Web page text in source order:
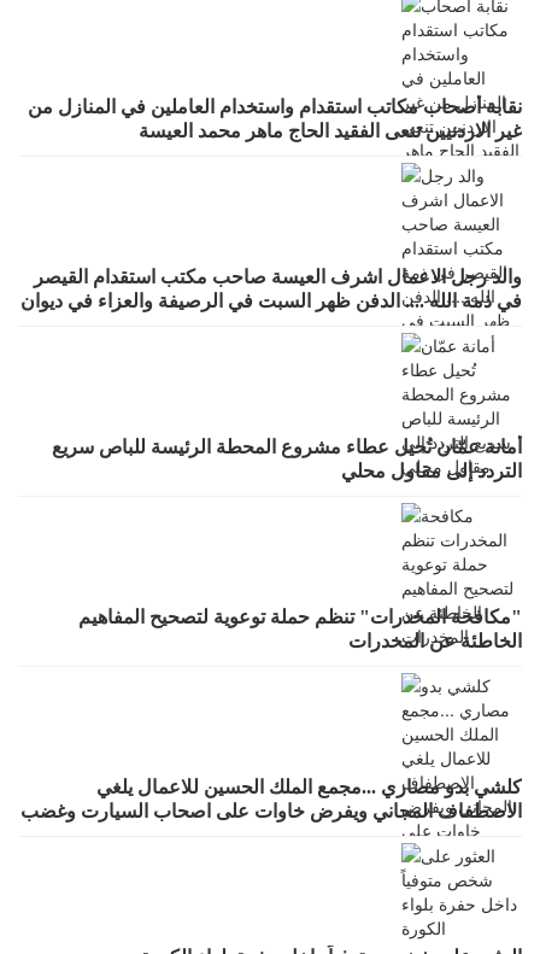
نقابة أصحاب مكاتب استقدام واستخدام العاملين في المنازل من
غير الاردنيين تنعى الفقيد الحاج ماهر محمد العيسة
والد رجل الاعمال اشرف العيسة صاحب مكتب استقدام القيصر
في ذمة الله .... الدفن ظهر السبت في الرصيفة والعزاء في ديوان
صانور بحي الرشيد
أمانة عمّان تُحيل عطاء مشروع المحطة الرئيسة للباص سريع
التردد إلى مقاول محلي
"مكافحة المخدرات" تنظم حملة توعوية لتصحيح المفاهيم
الخاطئة عن المخدرات
كلشي بدو مصاري ...مجمع الملك الحسين للاعمال يلغي
الاصطفاف المجاني ويفرض خاوات على اصحاب السيارت وغضب
واسع لقرار يطرد الاستثمار